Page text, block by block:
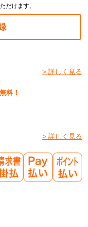
だけます。
> 詳しく見る
料！
> 詳しく見る